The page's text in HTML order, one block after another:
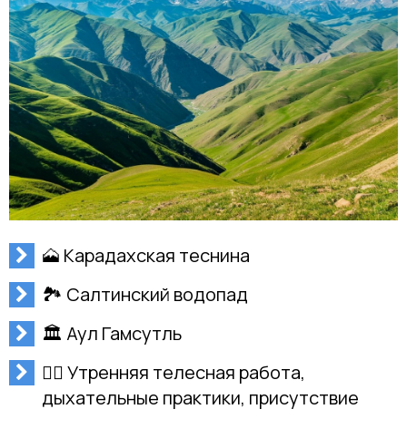
🗻 Карадахская теснина
🏞 Салтинский водопад
🏛 Аул Гамсутль
🧘‍♂️ Утренняя телесная работа,
дыхательные практики, присутствие